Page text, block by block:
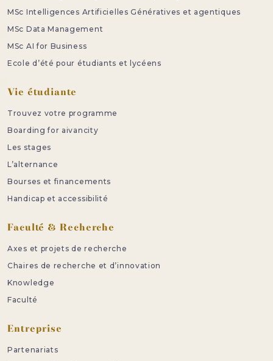
MSc Intelligences Artificielles Génératives et agentiques
MSc Data Management
MSc AI for Business
Ecole d’été pour étudiants et lycéens
Vie étudiante
Trouvez votre programme
Boarding for aivancity
Les stages
L’alternance
Bourses et financements
Handicap et accessibilité
Faculté & Recherche
Axes et projets de recherche
Chaires de recherche et d’innovation
Knowledge
Faculté
Entreprise
Partenariats